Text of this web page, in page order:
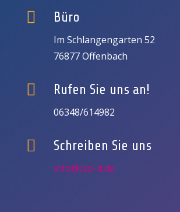
 Büro
Im Schlangengarten 52
76877 Offenbach
 Rufen Sie uns an!
06348/614982
 Schreiben Sie uns
info@cco-it.de